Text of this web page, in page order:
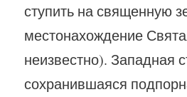
ступить на священную
местонахождение
неизвестно). Западная
сохранившаяся